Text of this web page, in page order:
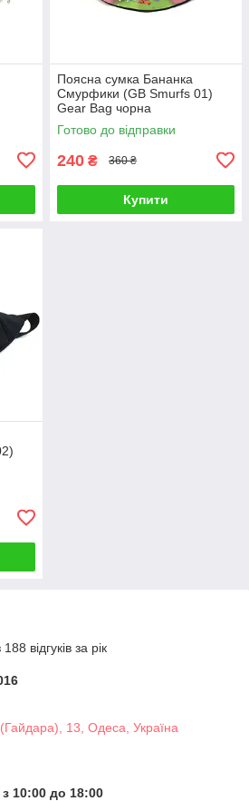
Поясна сумка Бананка
Смурфики (GB Smurfs 01)
Gear Bag чорна
Готово до відправки
240 ₴ 360 ₴
Купити
відгуків за рік
13, Одеса, Україна
10:00 до 18:00